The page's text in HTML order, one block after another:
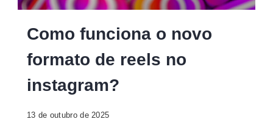
Digital
Como funciona o novo
formato de reels no
instagram?
13 de outubro de 2025